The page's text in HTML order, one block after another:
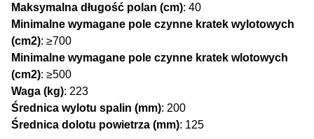
Maksymalna długość polan (cm): 40
Minimalne wymagane pole czynne kratek wylotowych
(cm2): ≥700
Minimalne wymagane pole czynne kratek wlotowych
(cm2): ≥500
Waga (kg): 223
Średnica wylotu spalin (mm): 200
Średnica dolotu powietrza (mm): 125